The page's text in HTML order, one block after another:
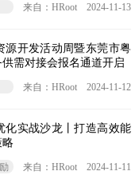
来自：HRoot 2024-11-13
源开发活动周暨东莞市粤
需对接会报名通道开启
来自：HRoot 2024-11-12
化实战沙龙丨打造高效能
略
来自：HRoot 2024-11-11